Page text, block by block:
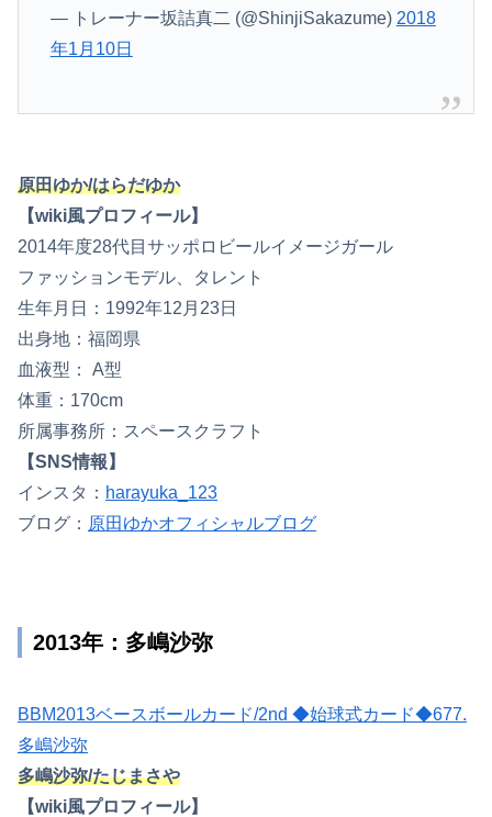
— トレーナー坂詰真二 (@ShinjiSakazume) 2018
年1月10日
原田ゆか/はらだゆか
【wiki風プロフィール】
2014年度28代目サッポロビールイメージガール
ファッションモデル、タレント
生年月日：1992年12月23日
出身地：福岡県
血液型： A型
体重：170cm
所属事務所：スペースクラフト
【SNS情報】
インスタ： harayuka_123
ブログ： 原田ゆかオフィシャルブログ
2013年：多嶋沙弥
BBM2013ベースボールカード/2nd ◆始球式カード◆677.
多嶋沙弥
多嶋沙弥/たじまさや
【wiki風プロフィール】